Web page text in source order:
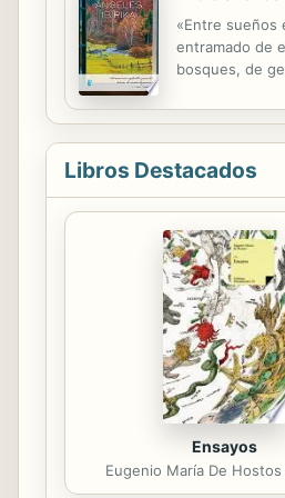
«Entre sueños
entramado de
bosques, de
Libros Destacados
Ensayos
Eugenio María De Hostos